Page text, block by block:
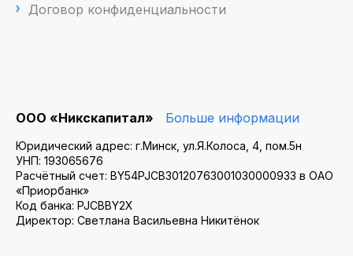
Договор конфиденциальности
ООО «Никскапитал» Больше информации
Юридический адрес: г.Минск, ул.Я.Колоса, 4, пом.5н
УНП: 193065676
Расчётный счет: BY54PJCB30120763001030000933 в ОАО
«Приорбанк»
Код банка: PJCBBY2X
Директор: Светлана Васильевна Никитёнок